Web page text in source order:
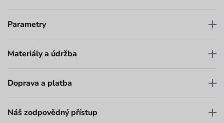
Parametry
Materiály a údržba
Doprava a platba
Náš zodpovědný přístup